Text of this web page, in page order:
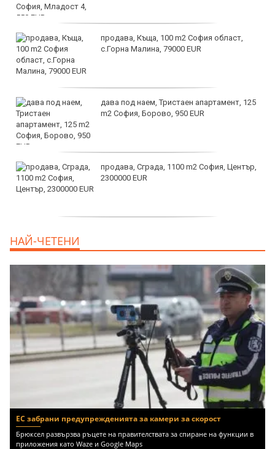
продава, Къща, 100 m2 София област,
с.Горна Малина, 79000 EUR
дава под наем, Тристаен апартамент, 125
m2 София, Борово, 950 EUR
продава, Сграда, 1100 m2 София, Център,
2300000 EUR
НАЙ-ЧЕТЕНИ
ЕС забрани предупрежденията за камери за скорост
Брюксел развързва ръцете на правителствата за спиране на функции в
приложения като Waze и Google Maps